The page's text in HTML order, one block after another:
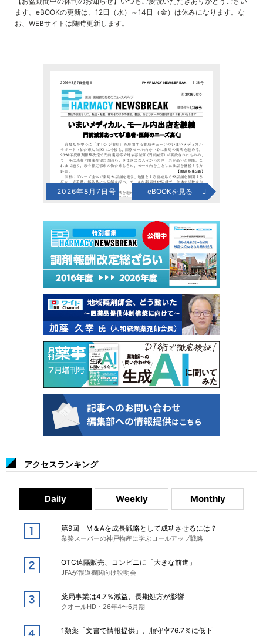
ます。eBOOKの更新は、12日（水）～14日（金）は休みになります。な
お、WEBサイトは随時更新します。
2026年8月7日号 eBOOKを見る
アクセスランキング
Daily Weekly Monthly
第9回 M＆Aを成長戦略として成功させるには？
業務スーパーの神戸物産に学ぶロールアップ戦略
OTC遠隔販売、コンビニに「大きな前進」
JFAが報道機関向け説明会
薬局事業は4.7％減益、長期処方が影響
クオールHD・26年4〜6月期
1類薬「文書で情報提供」、順守率76.7％に低下